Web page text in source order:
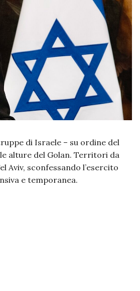
di Israele – su ordine del
alture del Golan. Territori da
Aviv, sconfessando l’esercito
e temporanea.